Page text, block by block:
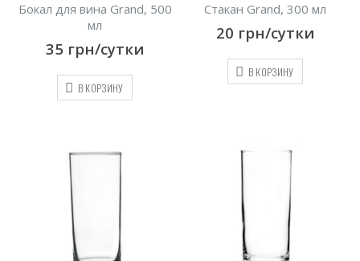
Бокал для вина Grand, 500
мл
35 грн/сутки
В КОРЗИНУ
Стакан Grand, 300 мл
20 грн/сутки
В КОРЗИНУ